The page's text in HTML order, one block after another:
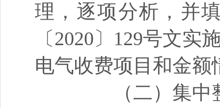
理，逐项分析，并
〔2020〕129号文
电气收费项目和金
（二）集中